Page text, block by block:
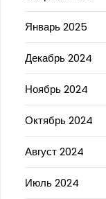
Январь 2025
Декабрь 2024
Ноябрь 2024
Октябрь 2024
Август 2024
Июль 2024